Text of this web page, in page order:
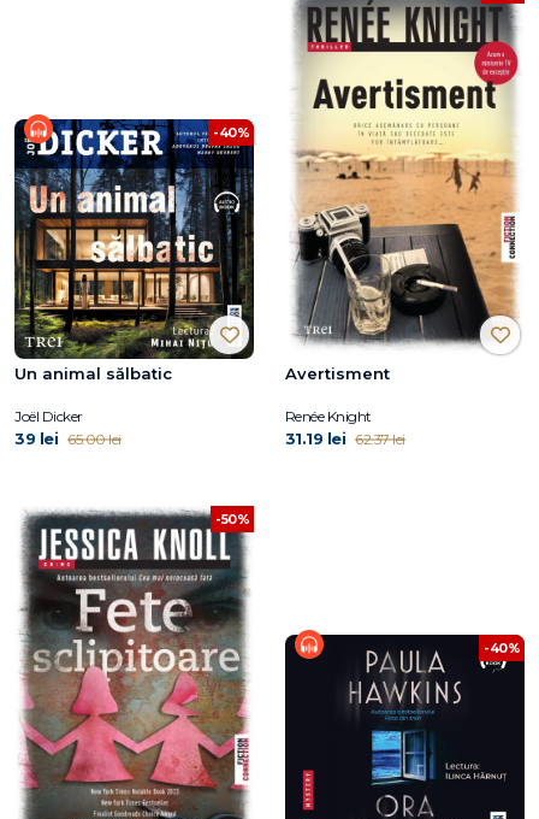
-40%
Un animal sălbatic
Joël Dicker
39 lei 65.00 lei
Avertisment
Renée Knight
31.19 lei 62.37 lei
-50%
-40%